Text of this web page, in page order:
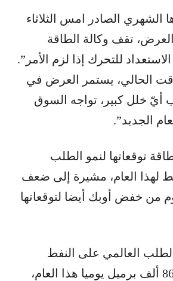
الشهري الصادر امس الثلاثاء
تقف وكالة الطاقة
للتحرك إذا لزم الأمر”.
الحالي، يستمر العرض في
أيّ خلل كبير، تواجه السوق
الجديد”.
توقعاتها لنمو الطلب
لهذا العام، مشيرة إلى ضعف
من خفض أوبك أيضا لتوقعاتها
العالمي على النفط
سيرتفع بمقدار 860 ألف برميل يوميا هذا العام،